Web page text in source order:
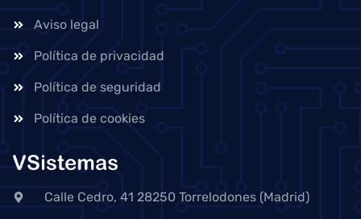
Aviso legal
Política de privacidad
Política de seguridad
Política de cookies
Calle Cedro, 41 28250 Torrelodones (Madrid)